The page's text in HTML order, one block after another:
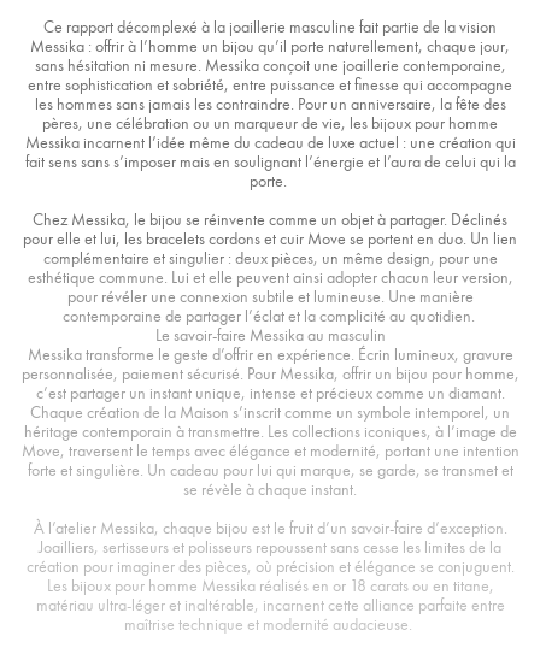
Ce rapport décomplexé à la joaillerie masculine fait partie de la vision
Messika : offrir à l’homme un bijou qu’il porte naturellement, chaque jour,
sans hésitation ni mesure. Messika conçoit une joaillerie contemporaine,
entre sophistication et sobriété, entre puissance et finesse qui accompagne
les hommes sans jamais les contraindre. Pour un anniversaire, la fête des
pères, une célébration ou un marqueur de vie, les bijoux pour homme
Messika incarnent l’idée même du cadeau de luxe actuel : une création qui
fait sens sans s’imposer mais en soulignant l’énergie et l’aura de celui qui la
porte.
Chez Messika, le bijou se réinvente comme un objet à partager. Déclinés
pour elle et lui, les bracelets cordons et cuir Move se portent en duo. Un lien
complémentaire et singulier : deux pièces, un même design, pour une
esthétique commune. Lui et elle peuvent ainsi adopter chacun leur version,
pour révéler une connexion subtile et lumineuse. Une manière
contemporaine de partager l’éclat et la complicité au quotidien.
Le savoir-faire Messika au masculin
Messika transforme le geste d’offrir en expérience. Écrin lumineux, gravure
personnalisée, paiement sécurisé. Pour Messika, offrir un bijou pour homme,
c’est partager un instant unique, intense et précieux comme un diamant.
Chaque création de la Maison s’inscrit comme un symbole intemporel, un
héritage contemporain à transmettre. Les collections iconiques, à l’image de
Move, traversent le temps avec élégance et modernité, portant une intention
forte et singulière. Un cadeau pour lui qui marque, se garde, se transmet et
se révèle à chaque instant.
À l’atelier Messika, chaque bijou est le fruit d’un savoir-faire d’exception.
Joailliers, sertisseurs et polisseurs repoussent sans cesse les limites de la
création pour imaginer des pièces, où précision et élégance se conjuguent.
Les bijoux pour homme Messika réalisés en or 18 carats ou en titane,
matériau ultra-léger et inaltérable, incarnent cette alliance parfaite entre
maîtrise technique et modernité audacieuse.